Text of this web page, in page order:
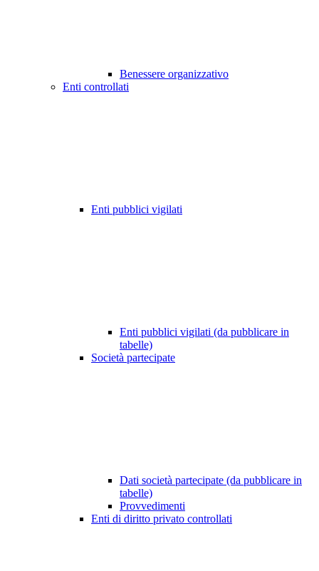
Benessere organizzativo
Enti controllati
Enti pubblici vigilati
Enti pubblici vigilati (da pubblicare in
tabelle)
Società partecipate
Dati società partecipate (da pubblicare in
tabelle)
Provvedimenti
Enti di diritto privato controllati